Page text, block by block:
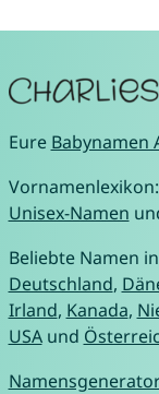
Eure Babynamen
Vornamenlexikon:
Unisex-Namen
Beliebte Namen in
Deutschland,
Irland, Kanada,
USAund